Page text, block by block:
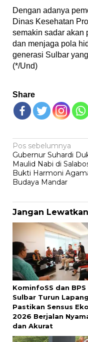
Dengan adanya
Dinas Kesehatan
semakin sadar akan
dan menjaga pola
generasi Sulbar
(*/Und)
Share
Navigasi
pos
Pos sebelumnya
Gubernur Suhardi
Maulid Nabi di
Bukti Harmoni
Budaya Mandar
Jangan Lewatkan
KominfoSS dan BPS
Sulbar Turun
Pastikan Sensus
2026 Berjalan
dan Akurat